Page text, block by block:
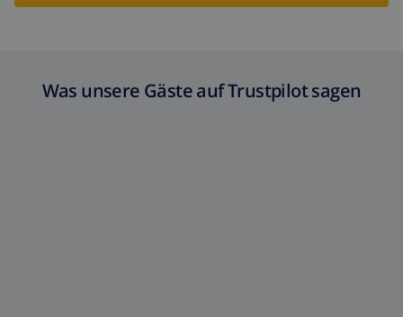
Was unsere Gäste auf Trustpilot sagen